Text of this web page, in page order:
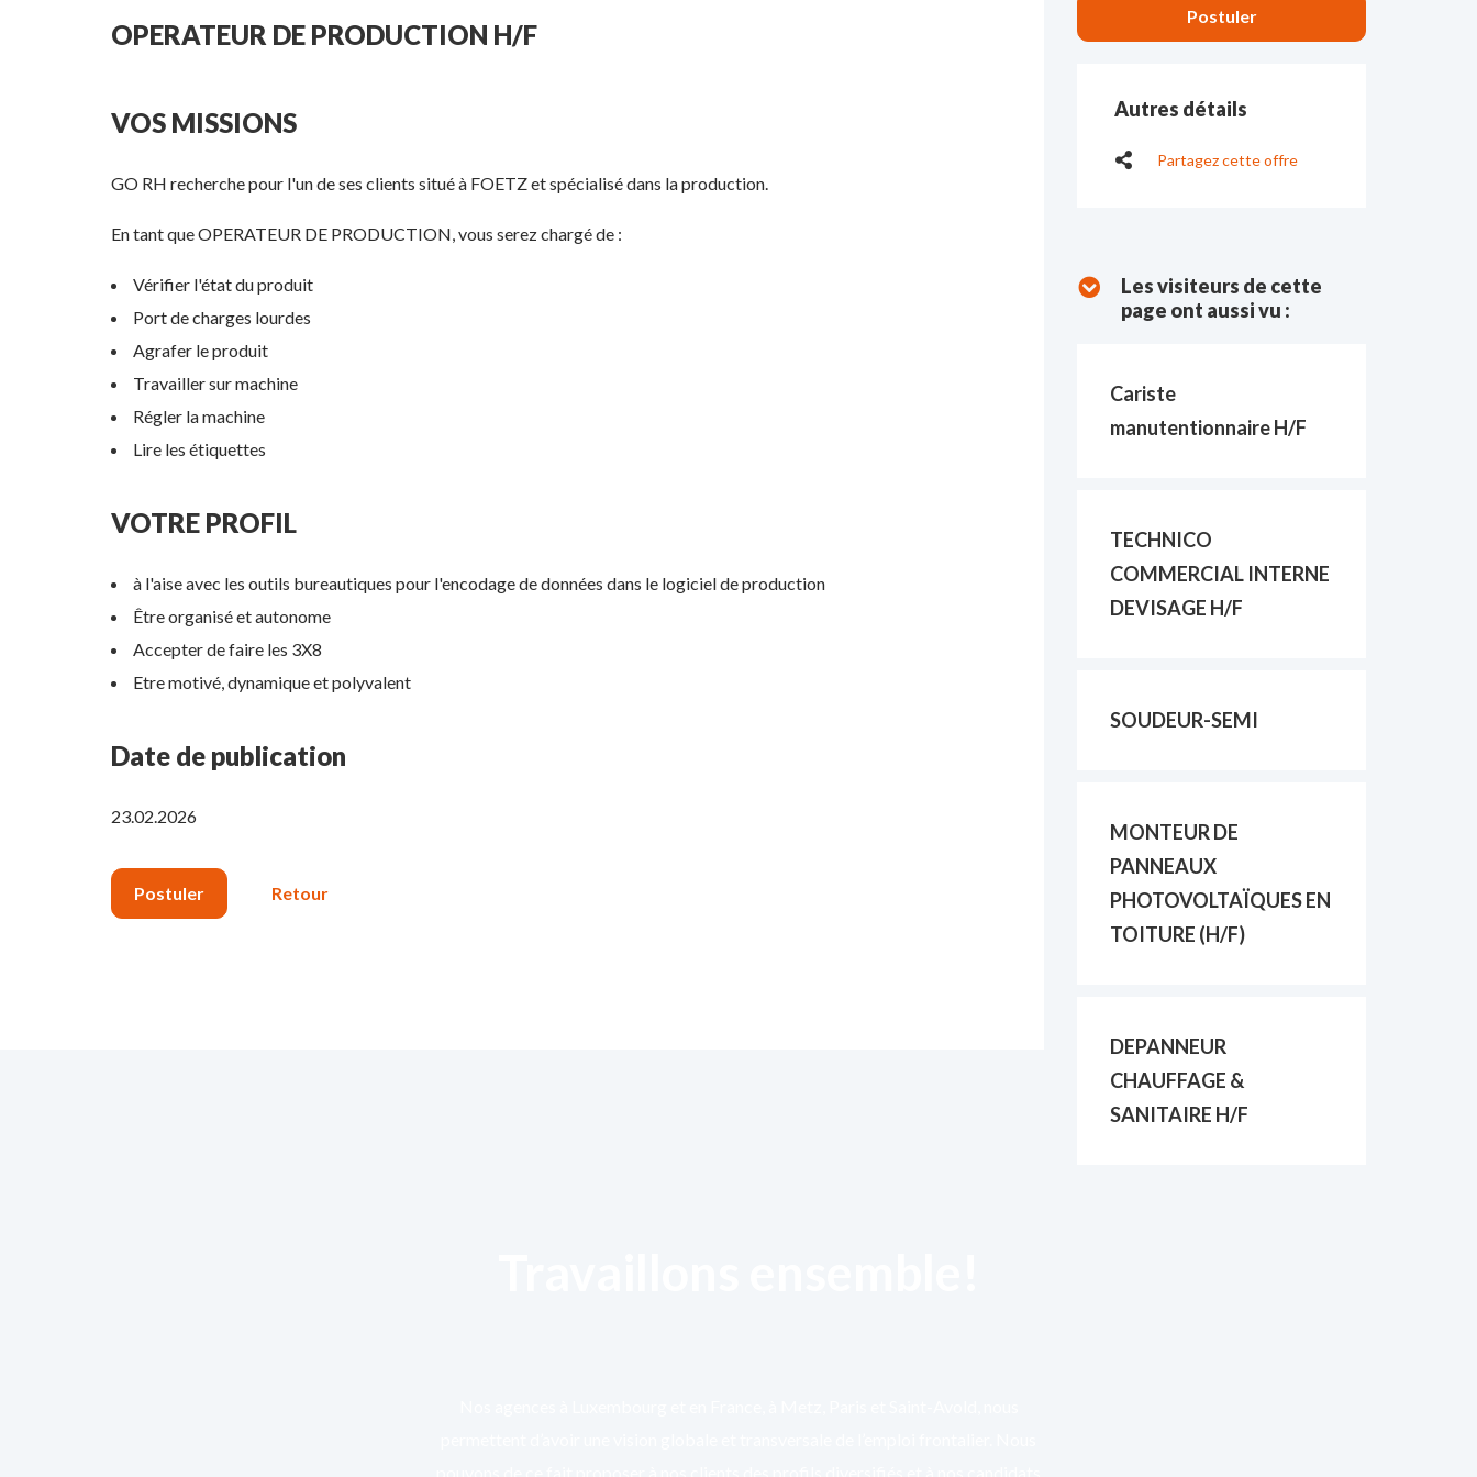
OPERATEUR DE PRODUCTION H/F
VOS MISSIONS
GO RH recherche pour l'un de ses clients situé à FOETZ et spécialisé dans la production.
En tant que OPERATEUR DE PRODUCTION, vous serez chargé de :
Vérifier l'état du produit
Port de charges lourdes
Agrafer le produit
Travailler sur machine
Régler la machine
Lire les étiquettes
VOTRE PROFIL
à l'aise avec les outils bureautiques pour l'encodage de données dans le logiciel de production
Être organisé et autonome
Accepter de faire les 3X8
Etre motivé, dynamique et polyvalent
Date de publication
23.02.2026
Autres détails
Partagez cette offre
Les visiteurs de cette
page ont aussi vu :
Cariste
manutentionnaire H/F
TECHNICO
COMMERCIAL INTERNE
DEVISAGE H/F
SOUDEUR-SEMI
MONTEUR DE
PANNEAUX
PHOTOVOLTAÏQUES EN
TOITURE (H/F)
DEPANNEUR
CHAUFFAGE &
SANITAIRE H/F